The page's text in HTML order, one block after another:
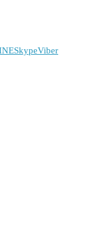
SkypeViber